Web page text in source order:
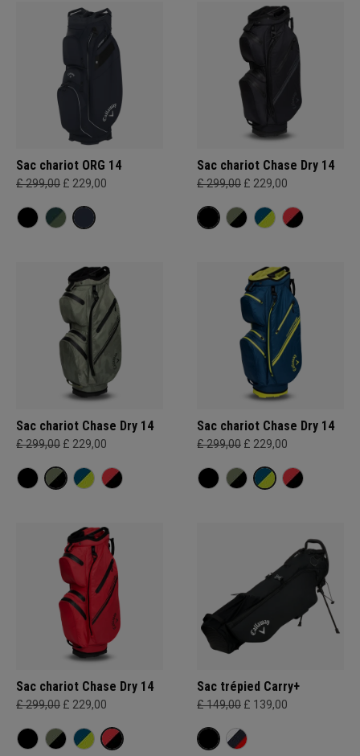
Sac chariot ORG 14
£ 299,00 £ 229,00
Sac chariot Chase Dry 14
£ 299,00 £ 229,00
Sac chariot Chase Dry 14
£ 299,00 £ 229,00
Sac chariot Chase Dry 14
£ 299,00 £ 229,00
Sac chariot Chase Dry 14
£ 299,00 £ 229,00
Sac trépied Carry+
£ 149,00 £ 139,00